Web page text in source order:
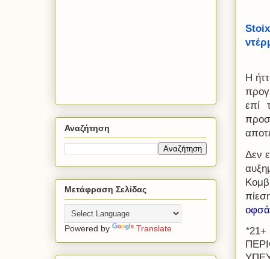
Η
επί
Δεν
*​
Αναζήτηση
Μετάφραση Σελίδας
Powered by Translate